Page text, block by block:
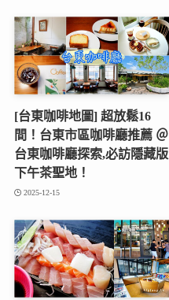
[台東咖啡地圖] 超放鬆16
間！台東市區咖啡廳推薦 ＠
台東咖啡廳探索,必訪隱藏版
下午茶聖地！
2025-12-15